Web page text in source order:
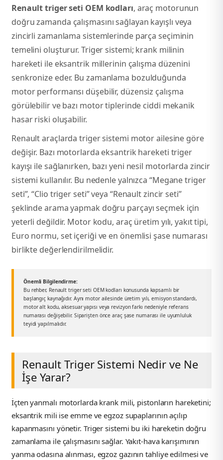
Parça
Parça
Parça
Parça
Megane E-TECH Yedek Parça
Sedan
Parça
Parça
Parça
Renault triger seti OEM kodları, araç motorunun
doğru zamanda çalışmasını sağlayan kayışlı veya
zincirli zamanlama sistemlerinde parça seçiminin
temelini oluşturur. Triger sistemi; krank milinin
hareketi ile eksantrik millerinin çalışma düzenini
senkronize eder. Bu zamanlama bozulduğunda
motor performansı düşebilir, düzensiz çalışma
görülebilir ve bazı motor tiplerinde ciddi mekanik
hasar riski oluşabilir.
Renault araçlarda triger sistemi motor ailesine göre
değişir. Bazı motorlarda eksantrik hareketi triger
kayışı ile sağlanırken, bazı yeni nesil motorlarda zincir
sistemi kullanılır. Bu nedenle yalnızca “Megane triger
seti”, “Clio triger seti” veya “Renault zincir seti”
şeklinde arama yapmak doğru parçayı seçmek için
yeterli değildir. Motor kodu, araç üretim yılı, yakıt tipi,
Euro normu, set içeriği ve en önemlisi şase numarası
birlikte değerlendirilmelidir.
Önemli Bilgilendirme:
Bu rehber, Renault triger seti OEM kodları konusunda kapsamlı bir
başlangıç kaynağıdır. Aynı motor ailesinde üretim yılı, emisyon standardı,
motor alt kodu, aksesuar yapısı veya revizyon farkı nedeniyle referans
numarası değişebilir. Siparişten önce araç şase numarası ile uyumluluk
teyidi yapılmalıdır.
Renault Triger Sistemi Nedir ve Ne
İşe Yarar?
İçten yanmalı motorlarda krank mili, pistonların hareketini;
eksantrik mili ise emme ve egzoz supaplarının açılıp
kapanmasını yönetir. Triger sistemi bu iki hareketin doğru
zamanlama ile çalışmasını sağlar. Yakıt-hava karışımının
yanma odasına alınması, egzoz gazının tahliye edilmesi ve